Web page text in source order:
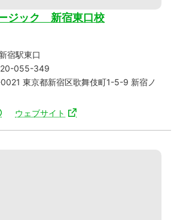
ジック 新宿東口校
宿駅東口
055-349
東京都新宿区歌舞伎町1-5-9 新宿ノ
ウェブサイト